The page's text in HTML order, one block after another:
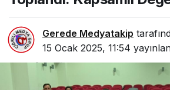
Gerede Medyatakip
15 Ocak 2025, 11:54